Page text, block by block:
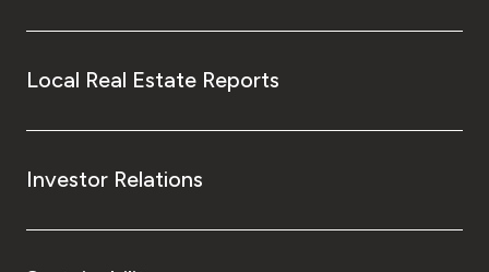
Local Real Estate Reports
Investor Relations